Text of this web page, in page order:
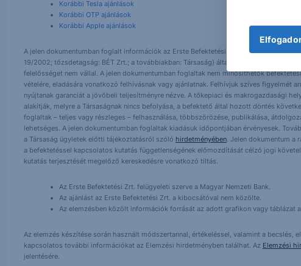
Korábbi Tesla ajánlások
Korábbi OTP ajánlások
Korábbi Apple ajánlások
A jelen dokumentumban foglalt információk az Erste Befektetési Zrt. (székhely: 1138
19/2002; tőzsdetagság: BÉT Zrt.; a továbbiakban: Társaság) által hitelesnek tartott
felelősséget nem vállal. A jelen dokumentumban foglaltak nem minősíthetők
vételére, eladására vonatkozó felhívásnak vagy ajánlatnak. Felhívjuk szíves figyelmét
nyújtanak garanciát a jövőbeli teljesítményre nézve. A tőkepiaci és makrogazdasági
alakítják, melyre a Társaságnak nincs befolyása, a befektető által hozott döntés
foglaltak – teljes vagy részleges – felhasználása, többszörözése, publikálása,
lehetséges. A jelen dokumentumban foglaltak kiadásuk időpontjában érvényesek.
a Társaság ügyletek előtti tájékoztatásról szóló hirdetményében. Jelen dokumentum a
a befektetéssel kapcsolatos kutatás függetlenségének előmozdítását célzó jogi
kutatás terjesztését megelőző kereskedésre vonatkozó tiltás.
Az Erste Befektetési Zrt. felügyeleti szerve a Magyar Nemzeti Bank.
Az ajánlást az Erste Befektetési Zrt. a kibocsátóval nem közölte.
Az elemzésben közölt információk forrását az adott grafikon vagy táblázat
Az elemzés készítése során használt módszertannal, értékeléssel, valamint a
kapcsolatos további információkat az Elemzési hirdetményben találhat. Az Elemzési
jelentésére.